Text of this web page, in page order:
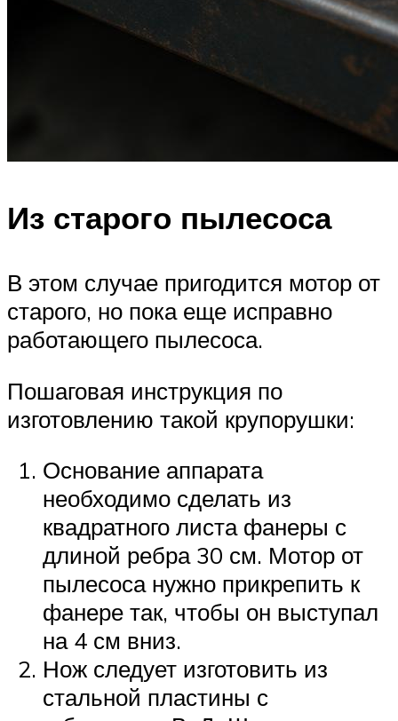
Из старого пылесоса
В этом случае пригодится мотор от
старого, но пока еще исправно
работающего пылесоса.
Пошаговая инструкция по
изготовлению такой крупорушки:
Основание аппарата
необходимо сделать из
квадратного листа фанеры с
длиной ребра 30 см. Мотор от
пылесоса нужно прикрепить к
фанере так, чтобы он выступал
на 4 см вниз.
Нож следует изготовить из
стальной пластины с